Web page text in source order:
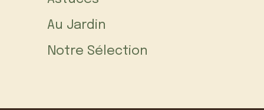
Au Jardin
Notre Sélection